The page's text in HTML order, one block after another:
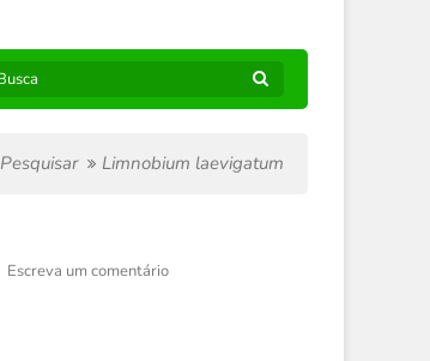
Pesquisar Limnobium laevigatum
Escreva um comentário